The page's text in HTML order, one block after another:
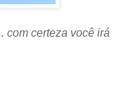
com certeza você irá